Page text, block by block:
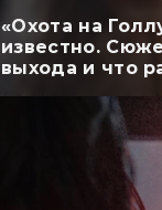
«Охота на
известно.
выхода и что